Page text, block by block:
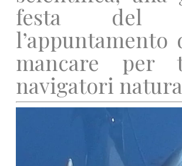
festa del
l’appuntamento
mancare
navigatori